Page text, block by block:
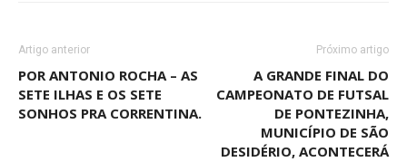
Artigo anterior
POR ANTONIO ROCHA – AS
SETE ILHAS E OS SETE
SONHOS PRA CORRENTINA.
Próximo artigo
A GRANDE FINAL DO
CAMPEONATO DE FUTSAL
DE PONTEZINHA,
MUNICÍPIO DE SÃO
DESIDÉRIO, ACONTECERÁ